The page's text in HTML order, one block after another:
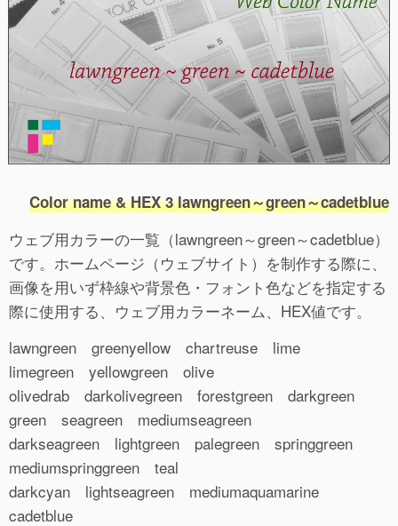
Color name & HEX 3 lawngreen～green～cadetblue
ウェブ用カラーの一覧（lawngreen～green～cadetblue）
です。ホームページ（ウェブサイト）を制作する際に、
画像を用いず枠線や背景色・フォント色などを指定する
際に使用する、ウェブ用カラーネーム、HEX値です。
lawngreen greenyellow chartreuse lime
limegreen yellowgreen olive
olivedrab darkolivegreen forestgreen darkgreen
green seagreen mediumseagreen
darkseagreen lightgreen palegreen springgreen
mediumspringgreen teal
darkcyan lightseagreen mediumaquamarine
cadetblue